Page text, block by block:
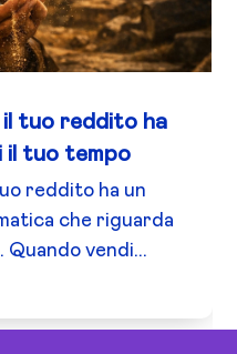
il tuo reddito ha
il tuo tempo
reddito ha un
che riguarda
Quando vendi...